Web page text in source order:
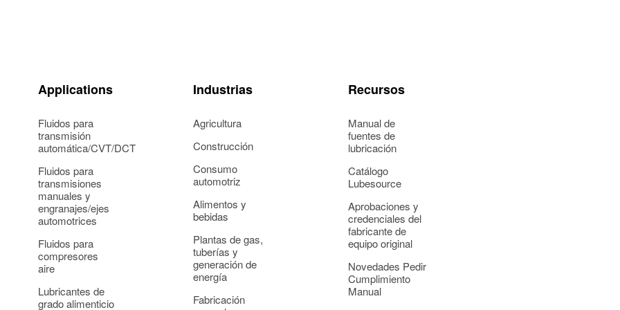
(OEM) pueden debatir las ventajas y desventajas de cosas como el enfriamiento
de sellado, también se dan cuenta de que la eficiencia no lo es todo.
el mercado, las turbinas se utilizan cada vez más para "reducir la carga", lo que
prioridades en competencia, como la flexibilidad, el arranque rápido, las bajas
sin problemas, se han vuelto tan importantes como lograr una décima porcentual
Applications
Fluidos para
transmisión
automática/CVT/DCT
Fluidos para
transmisiones
manuales y
engranajes/ejes
automotrices
Fluidos para
compresores
aire
Lubricantes de
grado alimenticio
Industrias
Agricultura
Construcción
Consumo
automotriz
Alimentos y
bebidas
Plantas de gas,
tuberías y
generación de
energía
Fabricación
Recursos
Manual de
fuentes de
lubricación
Catálogo
Lubesource
Aprobaciones y
credenciales del
fabricante de
equipo original
Novedades Pedir
Cumplimiento
Manual